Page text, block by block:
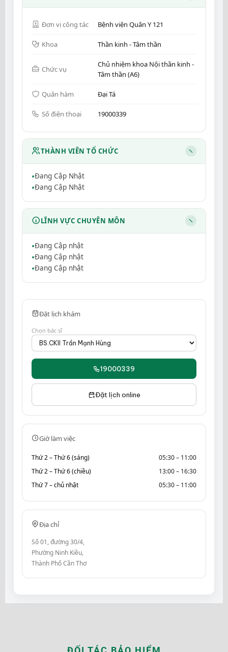
Đơn vị công tác Bệnh viện Quân Y 121
Khoa Thần kinh - Tâm thần
Chức vụ
Chủ nhiệm khoa Nội thần kinh -
Tâm thần (A6)
Quân hàm Đại Tá
Số điện thoại 19000339
THÀNH VIÊN TỔ CHỨC
Đang Cập Nhật
Đang Cập Nhật
LĨNH VỰC CHUYÊN MÔN
Đang Cập nhật
Đang Cập nhật
Đang Cập nhật
Đặt lịch khám
Chọn bác sĩ
19000339
Đặt lịch online
Giờ làm việc
Thứ 2 – Thứ 6 (sáng)
05:30 – 11:00
Thứ 2 – Thứ 6 (chiều)
13:00 – 16:30
Thứ 7 – chủ nhật
05:30 – 11:00
Địa chỉ
Số 01, đường 30/4,
Phường Ninh Kiều,
Thành Phố Cần Thơ